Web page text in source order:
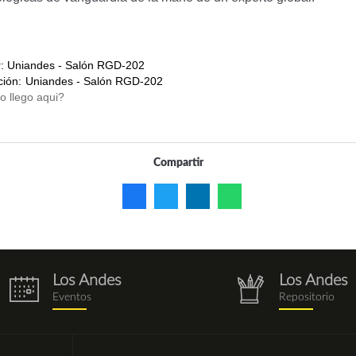
Uniandes - Salón RGD-202
Uniandes - Salón RGD-202
Compartir
eventos.png
Los Andes
Eventos
Los Andes
Repositorio